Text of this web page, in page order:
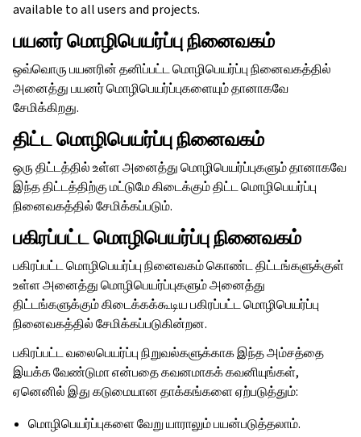
available to all users and projects.
பயனர் மொழிபெயர்ப்பு நினைவகம்
ஒவ்வொரு பயனரின் தனிப்பட்ட மொழிபெயர்ப்பு நினைவகத்தில்
அனைத்து பயனர் மொழிபெயர்ப்புகளையும் தானாகவே
சேமிக்கிறது.
திட்ட மொழிபெயர்ப்பு நினைவகம்
ஒரு திட்டத்தில் உள்ள அனைத்து மொழிபெயர்ப்புகளும் தானாகவே
இந்த திட்டத்திற்கு மட்டுமே கிடைக்கும் திட்ட மொழிபெயர்ப்பு
நினைவகத்தில் சேமிக்கப்படும்.
பகிரப்பட்ட மொழிபெயர்ப்பு நினைவகம்
பகிரப்பட்ட மொழிபெயர்ப்பு நினைவகம் கொண்ட திட்டங்களுக்குள்
உள்ள அனைத்து மொழிபெயர்ப்புகளும் அனைத்து
திட்டங்களுக்கும் கிடைக்கக்கூடிய பகிரப்பட்ட மொழிபெயர்ப்பு
நினைவகத்தில் சேமிக்கப்படுகின்றன.
பகிரப்பட்ட வலைபெயர்ப்பு நிறுவல்களுக்காக இந்த அம்சத்தை
இயக்க வேண்டுமா என்பதை கவனமாகக் கவனியுங்கள்,
ஏனெனில் இது கடுமையான தாக்கங்களை ஏற்படுத்தும்:
மொழிபெயர்ப்புகளை வேறு யாராலும் பயன்படுத்தலாம்.